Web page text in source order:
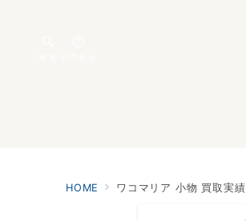
HOME ワコマリア 小物 買取実績